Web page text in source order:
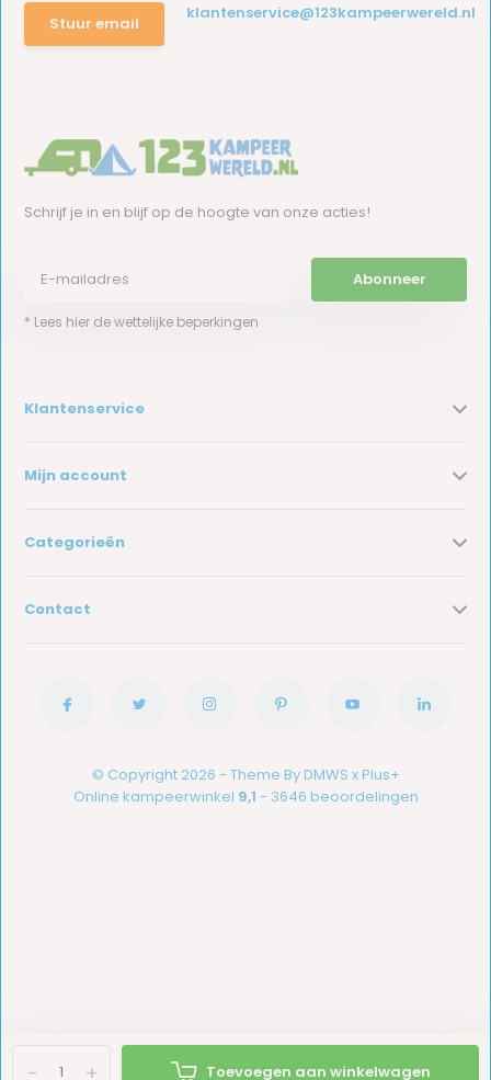
+
- Toevoegen aan winkelwagen
Stuur email
klantenservice@123kampeerwereld.nl
Schrijf je in en blijf op de hoogte van onze acties!
Abonneer
* Lees hier de wettelijke beperkingen
Klantenservice
Mijn account
Categorieën
Contact
© Copyright 2026 - Theme By DMWS x Plus+
Online kampeerwinkel 9,1 - 3646 beoordelingen